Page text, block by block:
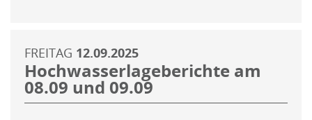
FREITAG 12.09.2025
Hochwasserlageberichte am
08.09 und 09.09